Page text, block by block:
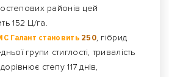
районів цей
152 Ц/га.
Галант становить 250, гібрид
групи стиглості, тривалість
степу 117 днів,